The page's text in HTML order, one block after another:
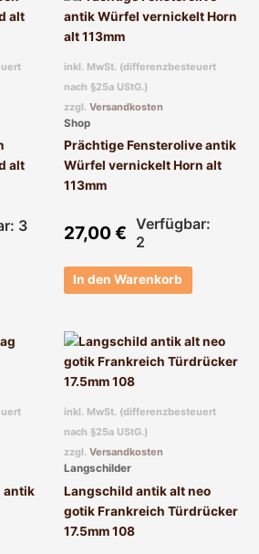
alt
3
inkl. MwSt. (differenzbesteuert
nach §25a UStG.)
zzgl. Versandkosten
Shop
Prächtige Fensterolive antik
Würfel vernickelt Horn alt
113mm
27,00€ Verfügbar:
2
In den Warenkorb
antik
inkl. MwSt. (differenzbesteuert
nach §25a UStG.)
zzgl. Versandkosten
Langschilder
Langschild antik alt neo
gotik Frankreich Türdrücker
17.5mm 108